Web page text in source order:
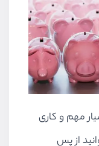
مهم و کاری
از پس